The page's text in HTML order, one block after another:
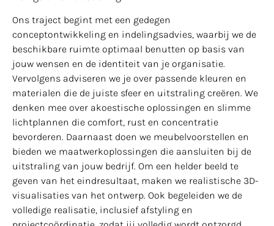
Ons traject begint met een gedegen
conceptontwikkeling en indelingsadvies, waarbij we de
beschikbare ruimte optimaal benutten op basis van
jouw wensen en de identiteit van je organisatie.
Vervolgens adviseren we je over passende kleuren en
materialen die de juiste sfeer en uitstraling creëren. We
denken mee over akoestische oplossingen en slimme
lichtplannen die comfort, rust en concentratie
bevorderen. Daarnaast doen we meubelvoorstellen en
bieden we maatwerkoplossingen die aansluiten bij de
uitstraling van jouw bedrijf. Om een helder beeld te
geven van het eindresultaat, maken we realistische 3D-
visualisaties van het ontwerp. Ook begeleiden we de
volledige realisatie, inclusief afstyling en